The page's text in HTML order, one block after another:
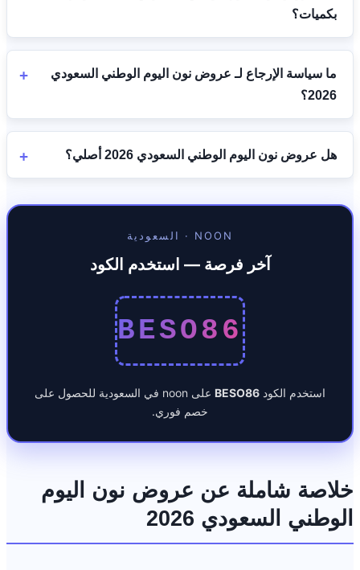
بكميات؟
ما سياسة الإرجاع لـ عروض نون اليوم الوطني السعودي
2026؟
هل عروض نون اليوم الوطني السعودي 2026 أصلي؟
NOON · السعودية
آخر فرصة — استخدم الكود
BESO86
استخدم الكود BESO86
على noon في السعودية للحصول على
خصم فوري.
خلاصة شاملة عن عروض نون اليوم
الوطني السعودي 2026